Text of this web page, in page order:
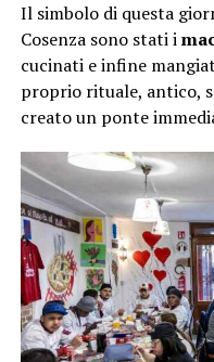
Il simbolo di questa
Cosenza sono stati i
cucinati e infine
proprio rituale, antico,
creato un ponte